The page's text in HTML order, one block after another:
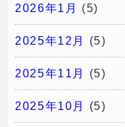
2026年1月 (5)
2025年12月 (5)
2025年11月 (5)
2025年10月 (5)